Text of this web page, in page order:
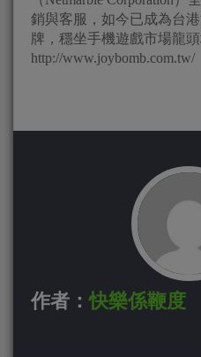
銷與客服，如今已成為台
牌，穩坐手機遊戲市場龍
http://www.joybomb.com.tw/
作者：快樂係鞭度